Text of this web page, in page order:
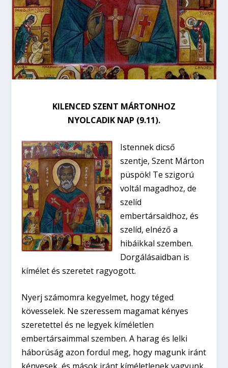
KILENCED SZENT MÁRTONHOZ
NYOLCADIK NAP (9.11).
Istennek dicső
szentje, Szent Márton
püspök! Te szigorú
voltál magadhoz, de
szelíd
embertársaidhoz, és
szelíd, elnéző a
hibáikkal szemben.
Dorgálásaidban is
kímélet és szeretet ragyogott.
Nyerj számomra kegyelmet, hogy téged
kövesselek. Ne szeressem magamat kényes
szeretettel és ne legyek kíméletlen
embertársaimmal szemben. A harag és lelki
háborúság azon fordul meg, hogy magunk iránt